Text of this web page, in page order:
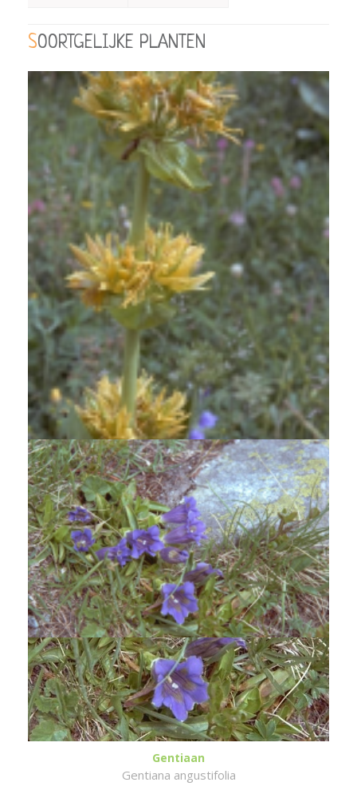
SOORTGELIJKE PLANTEN
Gele gentiaan
Gentiana lutea
Gentiaan
Gentiana angustifolia